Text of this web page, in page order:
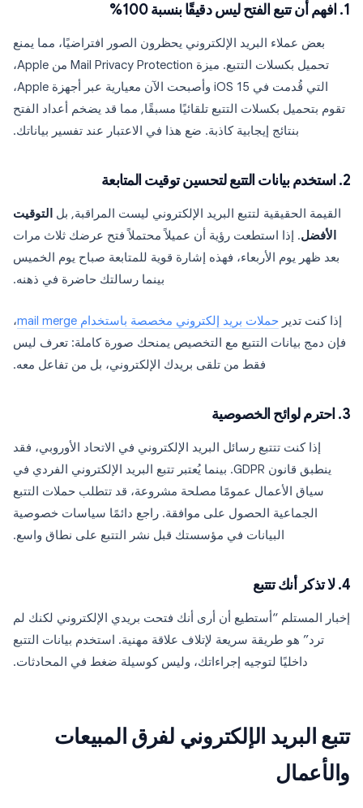
1. افهم أن تتبع الفتح ليس دقيقًا بنسبة 100%
بعض عملاء البريد الإلكتروني يحظرون الصور افتراضيًا، مما يمنع
تحميل بكسلات التتبع. ميزة Mail Privacy Protection من Apple،
التي قُدمت في iOS 15 وأصبحت الآن معيارية عبر أجهزة Apple،
تقوم بتحميل بكسلات التتبع تلقائيًا مسبقًا, مما قد يضخم أعداد الفتح
بنتائج إيجابية كاذبة. ضع هذا في الاعتبار عند تفسير بياناتك.
2. استخدم بيانات التتبع لتحسين توقيت المتابعة
القيمة الحقيقية لتتبع البريد الإلكتروني ليست المراقبة, بل التوقيت
الأفضل. إذا استطعت رؤية أن عميلاً محتملاً فتح عرضك ثلاث مرات
بعد ظهر يوم الأربعاء، فهذه إشارة قوية للمتابعة صباح يوم الخميس
بينما رسالتك حاضرة في ذهنه.
إذا كنت تدير حملات بريد إلكتروني مخصصة باستخدام mail merge
،
فإن دمج بيانات التتبع مع التخصيص يمنحك صورة كاملة: تعرف ليس
فقط من تلقى بريدك الإلكتروني، بل من تفاعل معه.
3. احترم لوائح الخصوصية
إذا كنت تتتبع رسائل البريد الإلكتروني في الاتحاد الأوروبي، فقد
ينطبق قانون GDPR. بينما يُعتبر تتبع البريد الإلكتروني الفردي في
سياق الأعمال عمومًا مصلحة مشروعة، قد تتطلب حملات التتبع
الجماعية الحصول على موافقة. راجع دائمًا سياسات خصوصية
البيانات في مؤسستك قبل نشر التتبع على نطاق واسع.
4. لا تذكر أنك تتتبع
إخبار المستلم “أستطيع أن أرى أنك فتحت بريدي الإلكتروني لكنك لم
ترد” هو طريقة سريعة لإتلاف علاقة مهنية. استخدم بيانات التتبع
داخليًا لتوجيه إجراءاتك، وليس كوسيلة ضغط في المحادثات.
تتبع البريد الإلكتروني لفرق المبيعات
والأعمال